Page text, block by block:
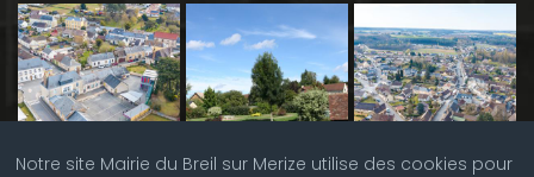
Notre site Mairie du Breil sur Merize utilise des cookies pour